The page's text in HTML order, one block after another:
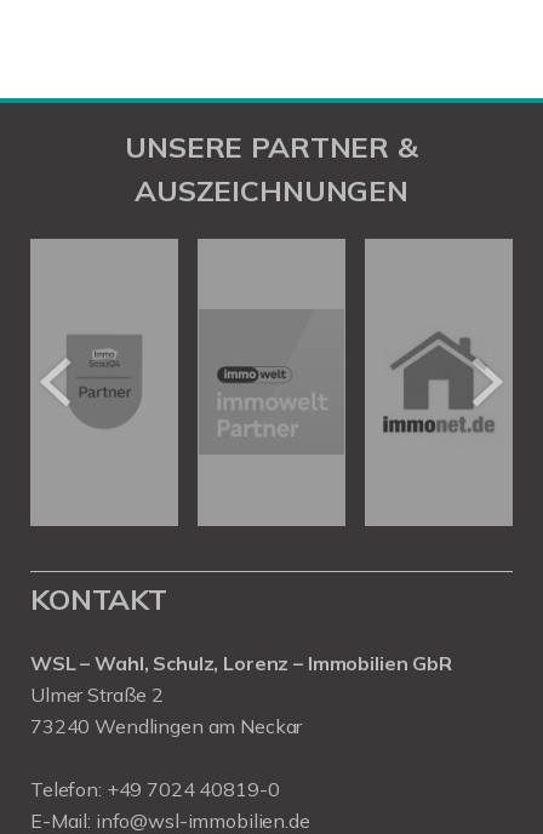
UNSERE PARTNER &
AUSZEICHNUNGEN
KONTAKT
WSL – Wahl, Schulz, Lorenz – Immobilien GbR
Ulmer Straße 2
73240 Wendlingen am Neckar
Telefon: +49 7024 40819-0
E-Mail: info@wsl-immobilien.de